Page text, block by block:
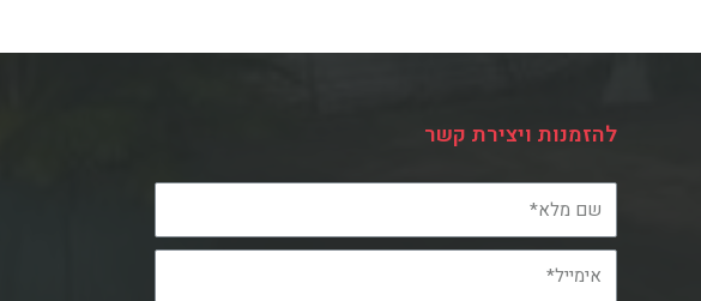
להזמנות ויצירת קשר